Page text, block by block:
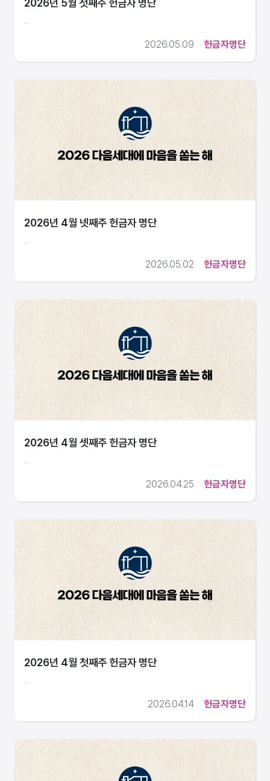
헌금자명단
2026.05.09
2026년 5월 첫째주 헌금자 명단
헌금자명단
2026.05.02
2026년 4월 넷째주 헌금자 명단
헌금자명단
2026.04.25
2026년 4월 셋째주 헌금자 명단
헌금자명단
2026.04.14
2026년 4월 첫째주 헌금자 명단